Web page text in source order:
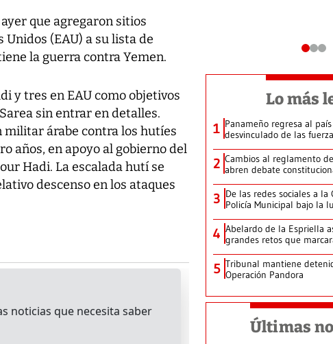
que agregaron sitios
(EAU) a su lista de
la guerra contra Yemen.
y tres en EAU como objetivos
sin entrar en detalles.
militar árabe contra los hutíes
años, en apoyo al gobierno del
Hadi. La escalada hutí se
descenso en los ataques
Lo más
1 Panameño regresa al
desvinculado de las
2 Cambios al reglamento
abren debate
3 De las redes sociales a la
Policía Municipal bajo la
4 Abelardo de la Espriella
grandes retos que
5 Tribunal mantiene
Operación Pandora
Últimas